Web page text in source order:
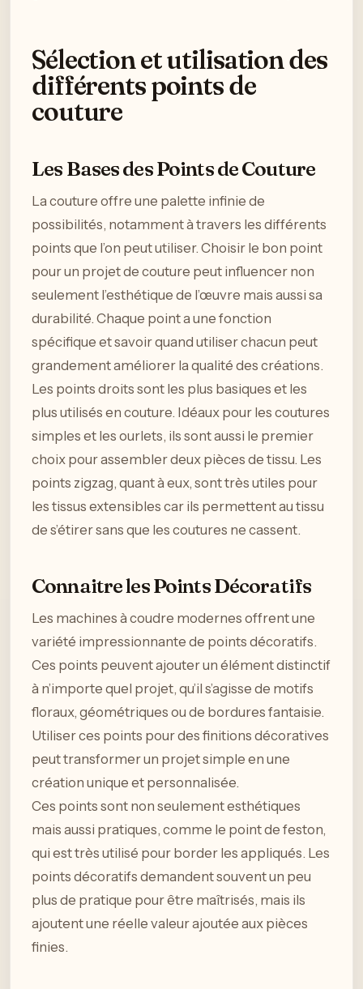
Sélection et utilisation des
différents points de
couture
Les Bases des Points de Couture
La couture offre une palette infinie de
possibilités, notamment à travers les différents
points que l’on peut utiliser. Choisir le bon point
pour un projet de couture peut influencer non
seulement l’esthétique de l’œuvre mais aussi sa
durabilité. Chaque point a une fonction
spécifique et savoir quand utiliser chacun peut
grandement améliorer la qualité des créations.
Les points droits sont les plus basiques et les
plus utilisés en couture. Idéaux pour les coutures
simples et les ourlets, ils sont aussi le premier
choix pour assembler deux pièces de tissu. Les
points zigzag, quant à eux, sont très utiles pour
les tissus extensibles car ils permettent au tissu
de s’étirer sans que les coutures ne cassent.
Connaitre les Points Décoratifs
Les machines à coudre modernes offrent une
variété impressionnante de points décoratifs.
Ces points peuvent ajouter un élément distinctif
à n’importe quel projet, qu’il s’agisse de motifs
floraux, géométriques ou de bordures fantaisie.
Utiliser ces points pour des finitions décoratives
peut transformer un projet simple en une
création unique et personnalisée.
Ces points sont non seulement esthétiques
mais aussi pratiques, comme le point de feston,
qui est très utilisé pour border les appliqués. Les
points décoratifs demandent souvent un peu
plus de pratique pour être maîtrisés, mais ils
ajoutent une réelle valeur ajoutée aux pièces
finies.